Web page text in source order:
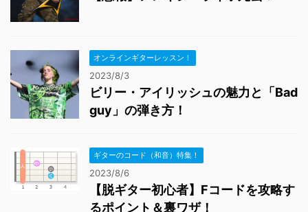
オンラインギターレッスン！
2023/8/3
ビリー・アイリッシュの魅力と「Bad
guy」の弾き方！
ギターのコード（和音）特集！
2023/8/6
【脱ギター初心者】Fコードを攻略す
るポイント＆裏ワザ！